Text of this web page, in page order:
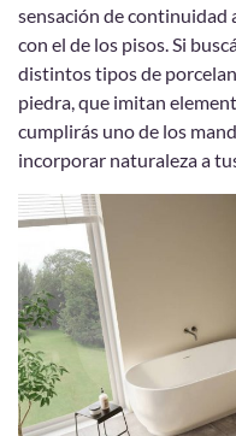
sensación de continuidad
con el de los pisos. Si
distintos tipos de
piedra, que imitan
cumplirás uno de los
incorporar naturaleza a